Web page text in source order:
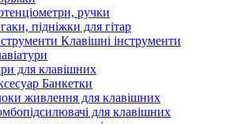
ручки
підніжки для гітар
Клавішні інструменти
для клавішних
Банкетки
живлення для клавішних
для клавішних